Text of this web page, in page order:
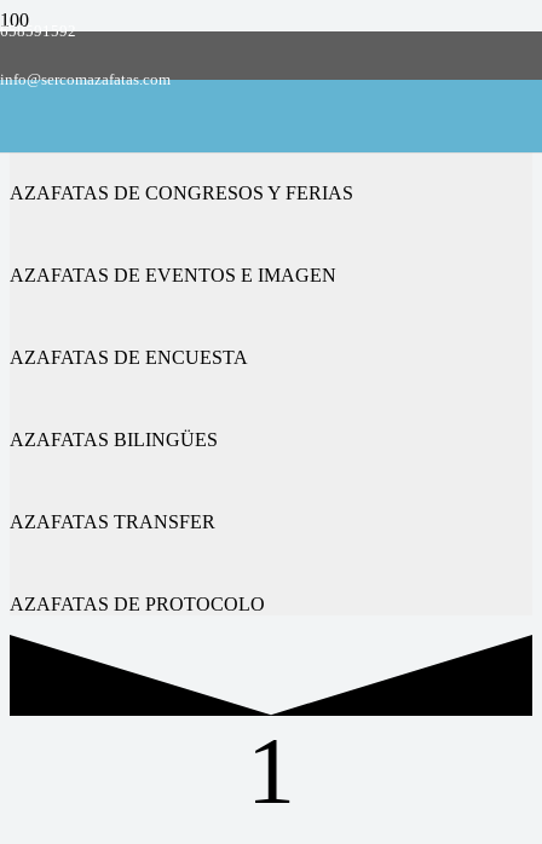
658591592
info@sercomazafatas.com
AZAFATAS DE CONGRESOS Y FERIAS
AZAFATAS DE EVENTOS E IMAGEN
AZAFATAS DE ENCUESTA
AZAFATAS BILINGÜES
AZAFATAS TRANSFER
AZAFATAS DE PROTOCOLO
1